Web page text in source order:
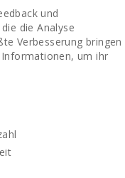
und
die Analyse
Verbesserung bringen
um ihr